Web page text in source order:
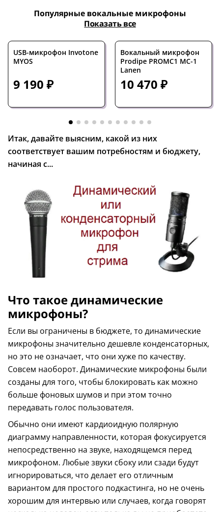
Популярные вокальные микрофоны
Показать все
USB-микрофон Invotone
MYOS
9 190 ₽
Вокальный микрофон
Prodipe PROMC1 MC-1
Lanen
10 470 ₽
Итак, давайте выясним, какой из них
соответствует вашим потребностям и бюджету,
начиная с...
Что такое динамические
микрофоны?
Если вы ограничены в бюджете, то динамические
микрофоны значительно дешевле конденсаторных,
но это не означает, что они хуже по качеству.
Совсем наоборот. Динамические микрофоны были
созданы для того, чтобы блокировать как можно
больше фоновых шумов и при этом точно
передавать голос пользователя.
Обычно они имеют кардиоидную полярную
диаграмму направленности, которая фокусируется
непосредственно на звуке, находящемся перед
микрофоном. Любые звуки сбоку или сзади будут
игнорироваться, что делает его отличным
вариантом для простого подкастинга, но не очень
хорошим для интервью или случаев, когда говорят